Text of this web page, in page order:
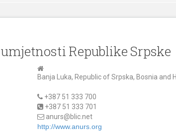
Republike Srpske
Banja Luka, Republic of Srpska, Bosnia and
+387 51 333 700
+387 51 333 701
anurs@blic.net
http://www.anurs.org